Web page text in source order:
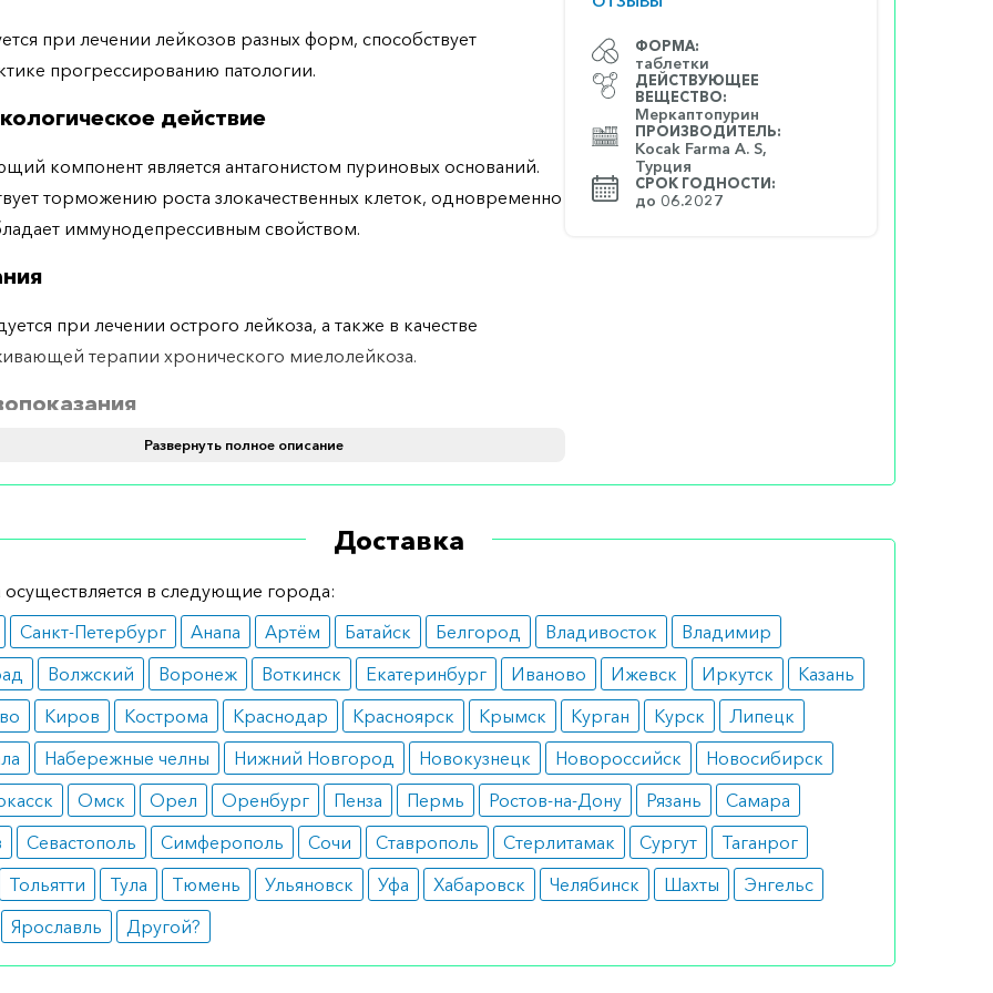
ФОРМА:
таблетки
ДЕЙСТВУЮЩЕЕ
ВЕЩЕСТВО:
Меркаптопурин
ПРОИЗВОДИТЕЛЬ:
Kocak Farma A. S,
Турция
СРОК ГОДНОСТИ:
до 06.2027
при лечении лейкозов разных форм, способствует
прогрессированию патологии.
действие
компонент является антагонистом пуриновых оснований.
торможению роста злокачественных клеток, одновременно
иммунодепрессивным свойством.
при лечении острого лейкоза, а также в качестве
терапии хронического миелолейкоза.
себя на практике, в то же время во время беременности
непереносимости применять его нельзя.
При возникновении в первые дни терапии
рекомендуется прервать лечение на 2-3 дня и продолжить
показателей.
как в монотерапии, так и в комплексе с иными средствами.
составляет 2,5 мг/кг веса.
указания
терапии с применением лекарства рекомендуется в
месяцев воздержаться от вакцинации живыми вакцинами.
о препарате
Развернуть полное описание
Доставка
осуществляется в следующие города:
Санкт-Петербург Анапа Артём Батайск Белгород Владивосток
Владимир
Волжский Воронеж Воткинск Екатеринбург Иваново Ижевск Иркутск
Казань
Киров Кострома Краснодар Красноярск Крымск Курган Курск
Липецк
Набережные челны Нижний Новгород Новокузнецк Новороссийск
Новосибирск
Омск Орел Оренбург Пенза Пермь Ростов-на-Дону Рязань
Самара
Севастополь Симферополь Сочи Ставрополь Стерлитамак Сургут
Таганрог
Тольятти Тула Тюмень Ульяновск Уфа Хабаровск Челябинск Шахты
Энгельс
Ярославль Другой?